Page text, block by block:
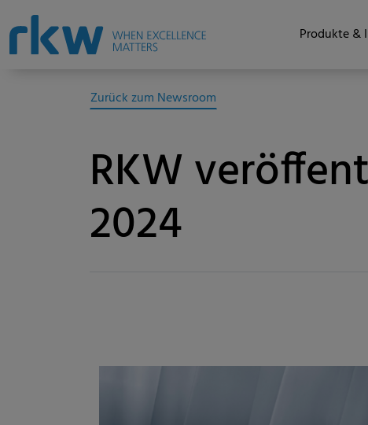
Produkte &
Zurück zum Newsroom
RKW
2024